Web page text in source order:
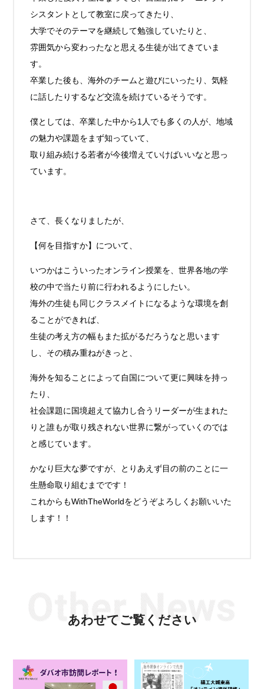
シスタントとして教室に戻ってきたり、
大学でそのテーマを継続して勉強していたりと、
雰囲気から変わったなと思える生徒が出てきていま
す。
卒業した後も、海外のチームと遊びにいったり、気軽
に話したりするなど交流を続けているそうです。
僕としては、卒業した中から1人でも多くの人が、地域
の魅力や課題をまず知っていて、
取り組み続ける若者が今後増えていけばいいなと思っ
ています。
さて、長くなりましたが、
【何を目指すか】について、
いつかはこういったオンライン授業を、世界各地の学
校の中で当たり前に行われるようにしたい。
海外の生徒も同じクラスメイトになるような環境を創
ることができれば、
生徒の考え方の幅もまた拡がるだろうなと思います
し、その積み重ねがきっと、
海外を知ることによって自国について更に興味を持っ
たり、
社会課題に国境超えて協力し合うリーダーが生まれた
りと誰もが取り残されない世界に繋がっていくのでは
と感じています。
かなり巨大な夢ですが、とりあえず目の前のことに一
生懸命取り組むまでです！
これからもWithTheWorldをどうぞよろしくお願いいた
します！！
あわせてご覧ください